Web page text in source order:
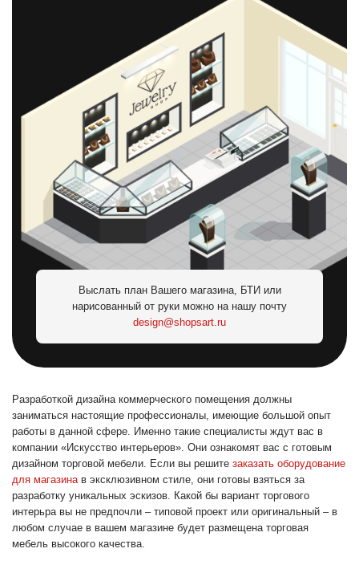
Выслать план Вашего магазина, БТИ или
нарисованный от руки можно на нашу почту
design@shopsart.ru
Разработкой дизайна коммерческого помещения должны
заниматься настоящие профессионалы, имеющие большой опыт
работы в данной сфере. Именно такие специалисты ждут вас в
компании «Искусство интерьеров». Они ознакомят вас с готовым
дизайном торговой мебели. Если вы решите заказать оборудование
для магазина в эксклюзивном стиле, они готовы взяться за
разработку уникальных эскизов. Какой бы вариант торгового
интерьра вы не предпочли – типовой проект или оригинальный – в
любом случае в вашем магазине будет размещена торговая
мебель высокого качества.